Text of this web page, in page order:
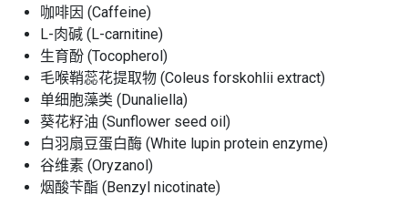
咖啡因 (Caffeine)
L-肉碱 (L-carnitine)
生育酚 (Tocopherol)
毛喉鞘蕊花提取物 (Coleus forskohlii extract)
单细胞藻类 (Dunaliella)
葵花籽油 (Sunflower seed oil)
白羽扇豆蛋白酶 (White lupin protein enzyme)
谷维素 (Oryzanol)
烟酸苄酯 (Benzyl nicotinate)